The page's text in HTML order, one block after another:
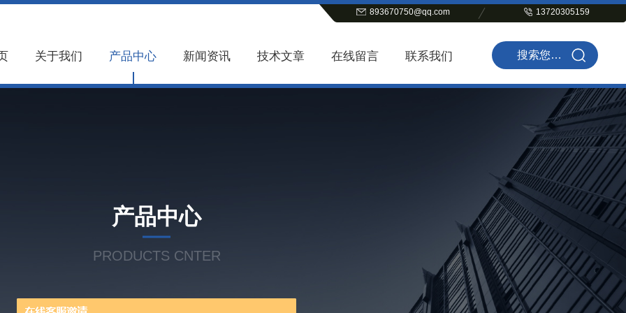
893670750@qq.com 13720305159
关于我们 产品中心 新闻资讯 技术文章 在线留言 联系我们
产品中心
PRODUCTS CNTER